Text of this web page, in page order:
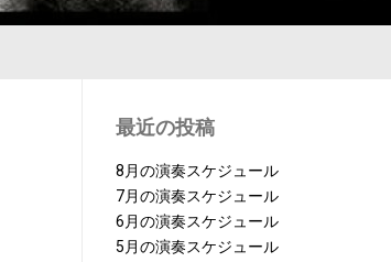
最近の投稿
8月の演奏スケジュール
7月の演奏スケジュール
6月の演奏スケジュール
5月の演奏スケジュール